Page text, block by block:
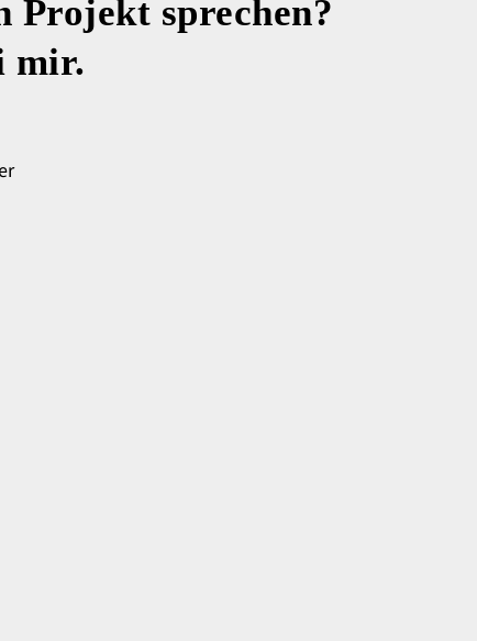
Projekt sprechen?
mir.